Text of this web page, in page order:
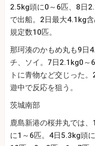
2.5kg頭に0～6匹、8日
で出船。2日最大4.1kg
規定数10匹。
那珂湊のかもめ丸も9日
チ、ソイ。7日2.1kg0～
トに青物など交じった
遊中で反応を狙う。
茨城南部
鹿島新港の桜井丸では
に1～6匹。4日5.3kg頭